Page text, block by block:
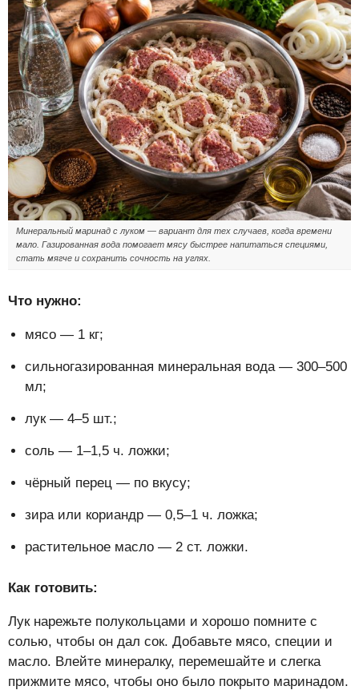
Минеральный маринад с луком — вариант для тех случаев, когда времени
мало. Газированная вода помогает мясу быстрее напитаться специями,
стать мягче и сохранить сочность на углях.
Что нужно:
мясо — 1 кг;
сильногазированная минеральная вода — 300–500
мл;
лук — 4–5 шт.;
соль — 1–1,5 ч. ложки;
чёрный перец — по вкусу;
зира или кориандр — 0,5–1 ч. ложка;
растительное масло — 2 ст. ложки.
Как готовить:
Лук нарежьте полукольцами и хорошо помните с
солью, чтобы он дал сок. Добавьте мясо, специи и
масло. Влейте минералку, перемешайте и слегка
прижмите мясо, чтобы оно было покрыто маринадом.